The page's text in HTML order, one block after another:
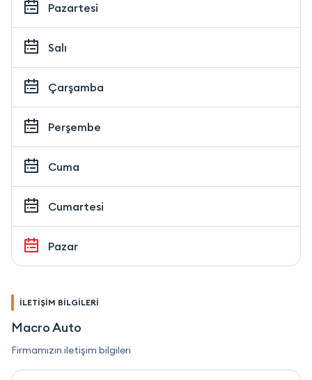
Pazartesi
Salı
Çarşamba
Perşembe
Cuma
Cumartesi
Pazar
İLETİŞİM BİLGİLERİ
Macro Auto
Firmamızın iletişim bilgileri